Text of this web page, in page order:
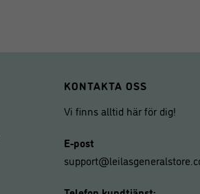
KONTAKTA OSS
Vi finns alltid här för dig!
E-post